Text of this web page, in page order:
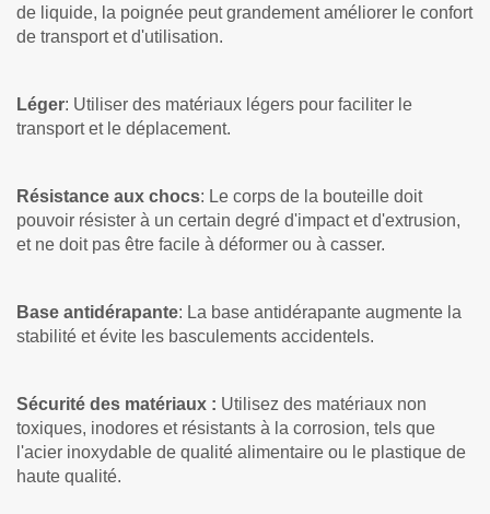
de liquide, la poignée peut grandement améliorer le confort
de transport et d'utilisation.
Léger: Utiliser des matériaux légers pour faciliter le
transport et le déplacement.
Résistance aux chocs: Le corps de la bouteille doit
pouvoir résister à un certain degré d'impact et d'extrusion,
et ne doit pas être facile à déformer ou à casser.
Base antidérapante: La base antidérapante augmente la
stabilité et évite les basculements accidentels.
Sécurité des matériaux : Utilisez des matériaux non
toxiques, inodores et résistants à la corrosion, tels que
l'acier inoxydable de qualité alimentaire ou le plastique de
haute qualité.